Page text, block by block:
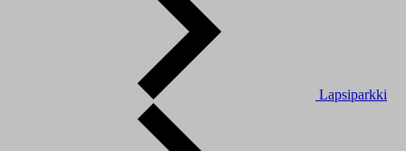
Lapsiparkki